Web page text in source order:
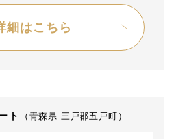
細はこちら
ト （青森県 三戸郡五戸町）